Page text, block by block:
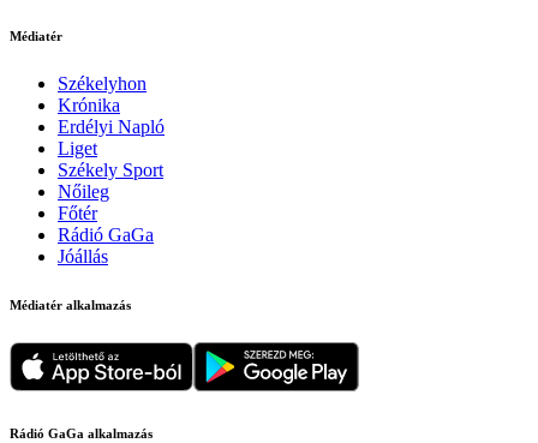
Médiatér
Székelyhon
Krónika
Erdélyi Napló
Liget
Székely Sport
Nőileg
Főtér
Rádió GaGa
Jóállás
Médiatér alkalmazás
Rádió GaGa alkalmazás